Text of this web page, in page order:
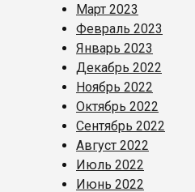
Март 2023
Февраль 2023
Январь 2023
Декабрь 2022
Ноябрь 2022
Октябрь 2022
Сентябрь 2022
Август 2022
Июль 2022
Июнь 2022